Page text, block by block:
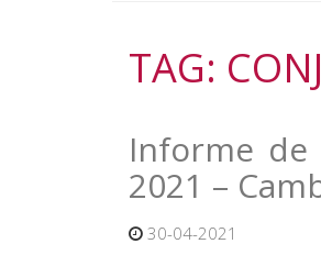
TAG:
Informe
2021 –
30-04-2021